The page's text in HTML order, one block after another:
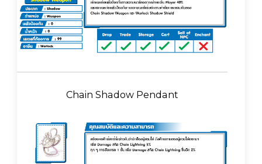
Chain Shadow Pendant